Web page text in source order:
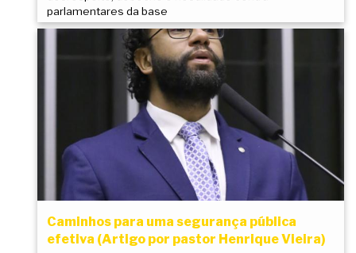
parlamentares da base
Caminhos para uma segurança pública
efetiva (Artigo por pastor Henrique Vieira)